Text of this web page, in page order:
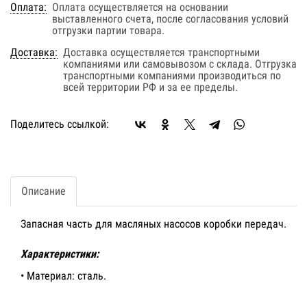
Оплата: Оплата осуществляется на основании
выставленного счета, после согласования условий
отгрузки партии товара.
Доставка: Доставка осуществляется транспортными
компаниями или самовывозом с склада. Отгрузка
транспортными компаниями производиться по
всей территории РФ и за ее пределы.
Поделитесь ссылкой:
Описание
Запасная часть для масляных насосов коробки передач.
Характеристики:
• Материал: сталь.